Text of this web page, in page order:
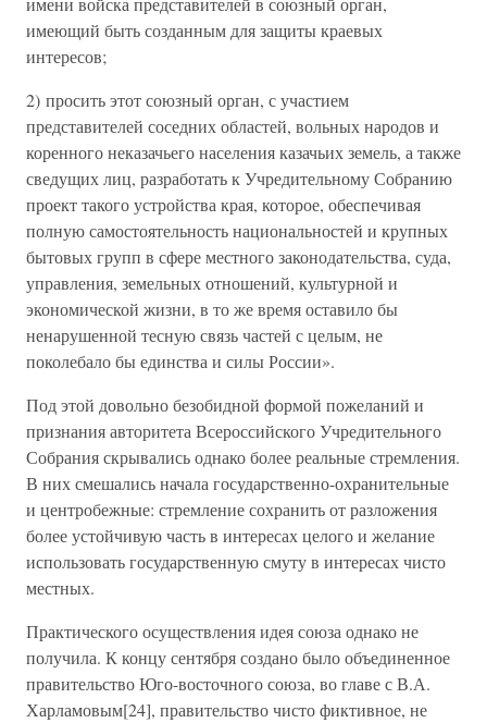
имеющий быть созданным для защиты краевых
интересов;
2) просить этот союзный орган, с участием
представителей соседних областей, вольных народов и
коренного неказачьего населения казачьих земель, а также
сведущих лиц, разработать к Учредительному Собранию
проект такого устройства края, которое, обеспечивая
полную самостоятельность национальностей и крупных
бытовых групп в сфере местного законодательства, суда,
управления, земельных отношений, культурной и
экономической жизни, в то же время оставило бы
ненарушенной тесную связь частей с целым, не
поколебало бы единства и силы России».
Под этой довольно безобидной формой пожеланий и
признания авторитета Всероссийского Учредительного
Собрания скрывались однако более реальные стремления.
В них смешались начала государственно-охранительные
и центробежные: стремление сохранить от разложения
более устойчивую часть в интересах целого и желание
использовать государственную смуту в интересах чисто
местных.
Практического осуществления идея союза однако не
получила. К концу сентября создано было объединенное
правительство Юго-восточного союза, во главе с В.А.
Харламовым[24], правительство чисто фиктивное, не